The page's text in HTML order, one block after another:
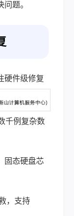
题。
硬件级修复
千例复杂数
固态硬盘芯
，支持